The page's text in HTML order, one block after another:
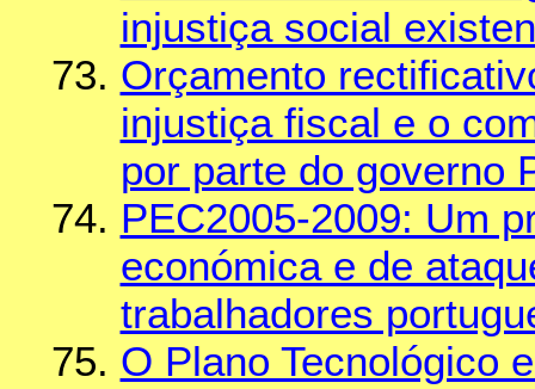
injustiça social
Orçamento
injustiça fiscal e o
por parte do governo
PEC2005-2009: Um
económica e de
trabalhadores
O Plano Tecnológico